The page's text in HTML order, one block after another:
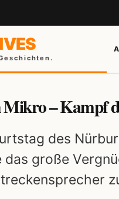
– Kampf
des
das große